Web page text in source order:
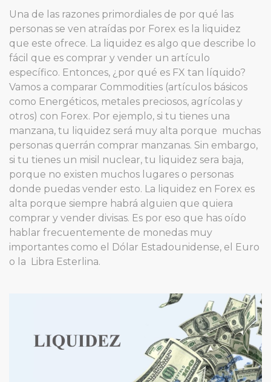
Una de las razones primordiales de por qué las
personas se ven atraídas por Forex es la liquidez
que este ofrece. La liquidez es algo que describe lo
fácil que es comprar y vender un artículo
específico. Entonces, ¿por qué es FX tan líquido?
Vamos a comparar Commodities (artículos básicos
como Energéticos, metales preciosos, agrícolas y
otros) con Forex. Por ejemplo, si tu tienes una
manzana, tu liquidez será muy alta porque muchas
personas querrán comprar manzanas. Sin embargo,
si tu tienes un misil nuclear, tu liquidez sera baja,
porque no existen muchos lugares o personas
donde puedas vender esto. La liquidez en Forex es
alta porque siempre habrá alguien que quiera
comprar y vender divisas. Es por eso que has oído
hablar frecuentemente de monedas muy
importantes como el Dólar Estadounidense, el Euro
o la Libra Esterlina.